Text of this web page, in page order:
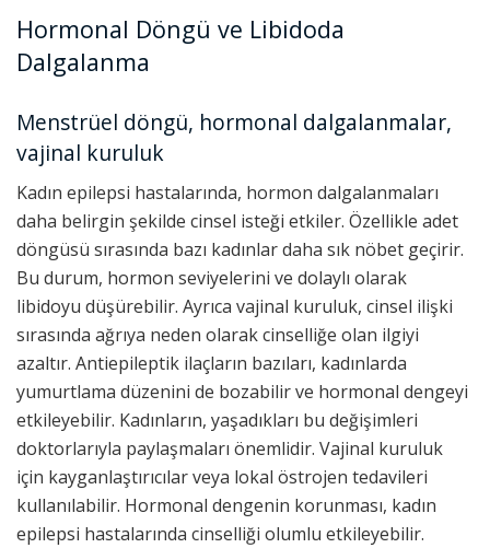
Hormonal Döngü ve Libidoda
Dalgalanma
Menstrüel döngü, hormonal dalgalanmalar,
vajinal kuruluk
Kadın epilepsi hastalarında, hormon dalgalanmaları
daha belirgin şekilde cinsel isteği etkiler. Özellikle adet
döngüsü sırasında bazı kadınlar daha sık nöbet geçirir.
Bu durum, hormon seviyelerini ve dolaylı olarak
libidoyu düşürebilir. Ayrıca vajinal kuruluk, cinsel ilişki
sırasında ağrıya neden olarak cinselliğe olan ilgiyi
azaltır. Antiepileptik ilaçların bazıları, kadınlarda
yumurtlama düzenini de bozabilir ve hormonal dengeyi
etkileyebilir. Kadınların, yaşadıkları bu değişimleri
doktorlarıyla paylaşmaları önemlidir. Vajinal kuruluk
için kayganlaştırıcılar veya lokal östrojen tedavileri
kullanılabilir. Hormonal dengenin korunması, kadın
epilepsi hastalarında cinselliği olumlu etkileyebilir.